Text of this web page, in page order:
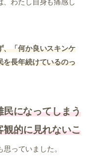
、わたし自身も痛感し
、「何か良いスキンケ
を長年続けているのっ
民になってしまう
観的に見れないこ
思っていました。